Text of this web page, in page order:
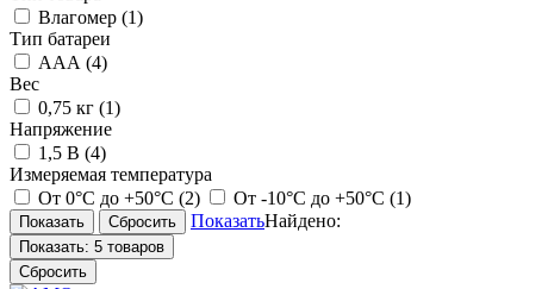
Влагомер (1)
Тип батареи
ААА (4)
Вес
0,75 кг (1)
Напряжение
1,5 В (4)
Измеряемая температура
От 0°С до +50°С (2) От -10°С до +50°С (1)
ПоказатьНайдено:
Показать: 5 товаров
Сбросить